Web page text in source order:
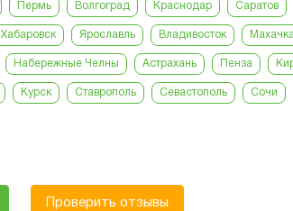
Пермь Волгоград Краснодар Саратов
Хабаровск Ярославль Владивосток
Набережные Челны Астрахань Пенза
Курск Ставрополь Севастополь Сочи
Проверить отзывы